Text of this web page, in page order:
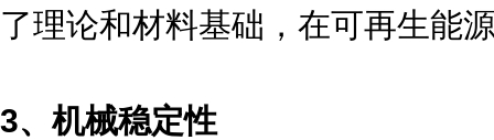
了理论和材料基础，在可再生能
3、机械稳定性